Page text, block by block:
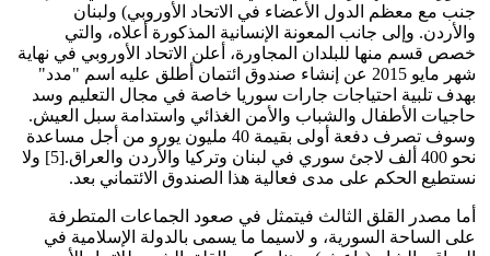
جنب مع معظم الدول الأعضاء في الاتحاد الأوروبي) ولبنان
والأردن. وإلى جانب المعونة الإنسانية المذكورة أعلاه، والتي
خصص قسم منها للبلدان المجاورة، أعلن الاتحاد الأوروبي في نهاية
شهر مايو 2015 عن إنشاء صندوق ائتمان أطلق عليه اسم "مدد"
بهدف تلبية احتياجات جارات سوريا خاصة في مجال التعليم وسد
حاجيات الأطفال والشباب والأمن الغذائي واستدامة سبل العيش.
وسوف تصرف دفعة أولى بقيمة 40 مليون يورو من أجل مساعدة
نحو 400 ألف لاجئ سوري في لبنان وتركيا والأردن والعراق.[5] ولا
نستطيع الحكم على مدى فعالية هذا الصندوق الائتماني بعد.
أما مصدر القلق الثالث فيتمثل في صعود الجماعات المتطرفة
على الساحة السورية، و لاسيما ما يسمى بالدولة الإسلامية في